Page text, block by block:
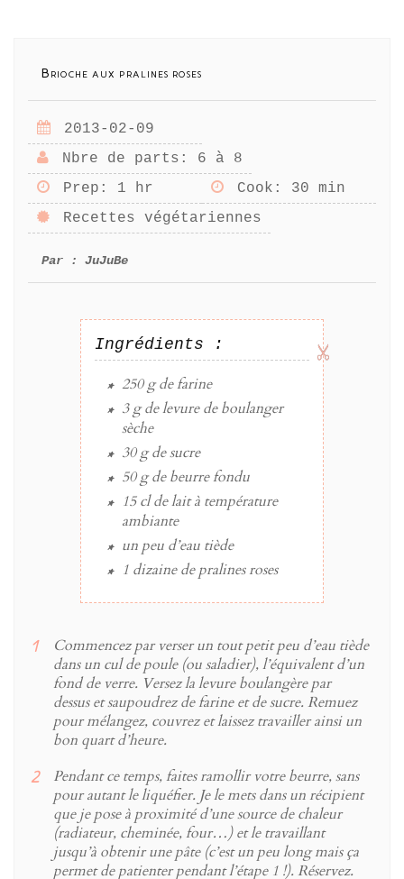
Brioche aux pralines roses
2013-02-09
Nbre de parts : 6 à 8
Prep : 1 hr Cook : 30 min
Recettes végétariennes
Par : JuJuBe
Ingrédients :
250 gdefarine
3 g de levure de boulanger
sèche
30 gdesucre
50 gdebeurrefondu
15 cldelaità température
ambiante
un peu d’eau tiède
1 dizainedepralines roses
Commencez par verser un tout petit peu d’eau tiède
dans un cul de poule (ou saladier), l’équivalent d’un
fond de verre. Versez la levure boulangère par
dessus et saupoudrez de farine et de sucre. Remuez
pour mélangez, couvrez et laissez travailler ainsi un
bon quart d’heure.
Pendant ce temps, faites ramollir votre beurre, sans
pour autant le liquéfier. Je le mets dans un récipient
que je pose à proximité d’une source de chaleur
(radiateur, cheminée, four…) et le travaillant
jusqu’à obtenir une pâte (c’est un peu long mais ça
permet de patienter pendant l’étape 1 !). Réservez.